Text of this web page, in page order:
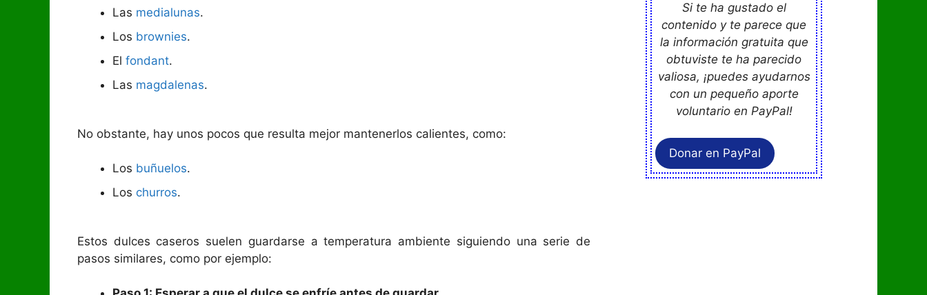
Las medialunas.
Los brownies.
El fondant.
Las magdalenas.
No obstante, hay unos pocos que resulta mejor mantenerlos calientes, como:
Los buñuelos.
Los churros.
Estos dulces caseros suelen guardarse a temperatura ambiente siguiendo una serie de
pasos similares, como por ejemplo:
Si te ha gustado el
contenido y te parece que
la información gratuita que
obtuviste te ha parecido
valiosa, ¡puedes ayudarnos
con un pequeño aporte
voluntario en PayPal!
Donar en PayPal